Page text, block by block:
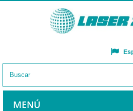
MENÚ